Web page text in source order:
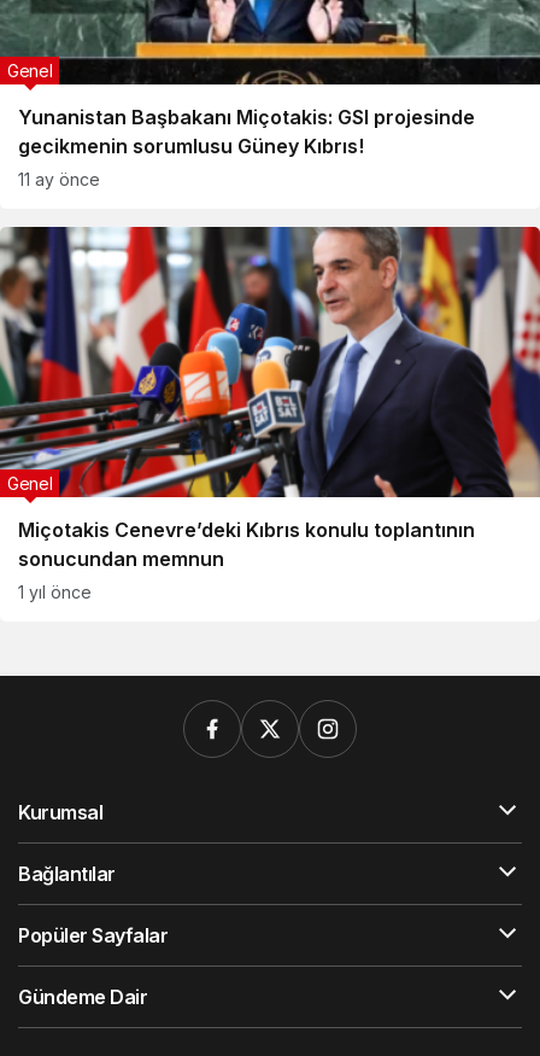
Yunanistan Başbakanı Miçotakis: GSI projesinde
gecikmenin sorumlusu Güney Kıbrıs!
Genel
11 ay önce
Miçotakis Cenevre’deki Kıbrıs konulu toplantının
sonucundan memnun
Genel
1 yıl önce
Kurumsal
Bağlantılar
Popüler Sayfalar
Gündeme Dair